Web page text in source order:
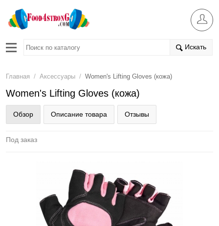
Искать
Главная / Аксессуары / Women's Lifting Gloves (кожа)
Women's Lifting Gloves (кожа)
Обзор Описание товара Отзывы
Под заказ